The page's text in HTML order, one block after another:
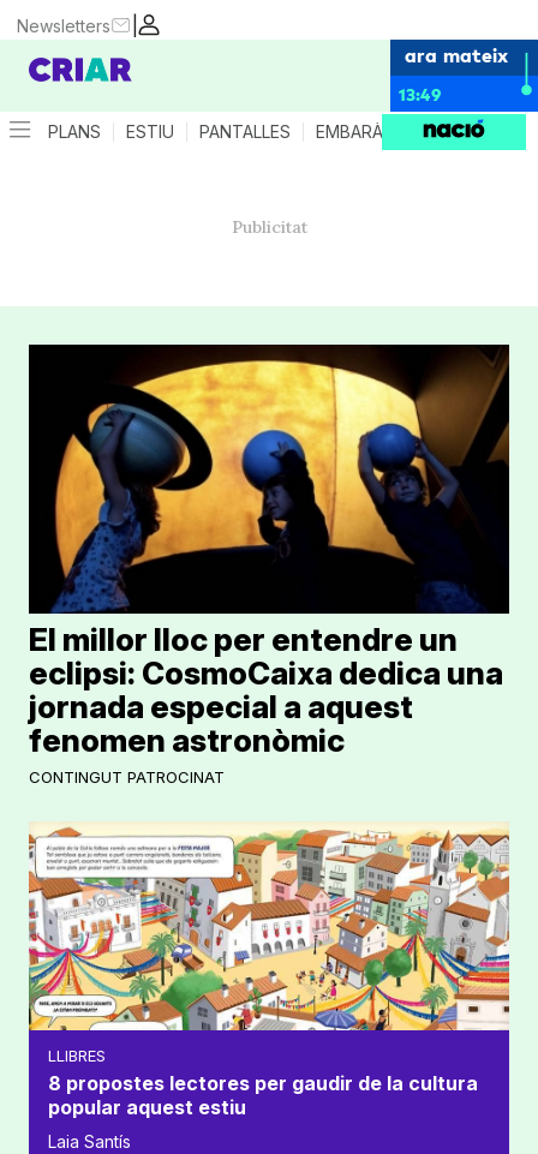
|
Newsletters
ara mateix
13:49
PLANS ESTIU PANTALLES EMBARÀS CRIANÇA
CONTINGUT PATROCINAT
El millor lloc per entendre un
eclipsi: CosmoCaixa dedica una
jornada especial a aquest
fenomen astronòmic
LLIBRES
8 propostes lectores per gaudir de la cultura
popular aquest estiu
Laia Santís